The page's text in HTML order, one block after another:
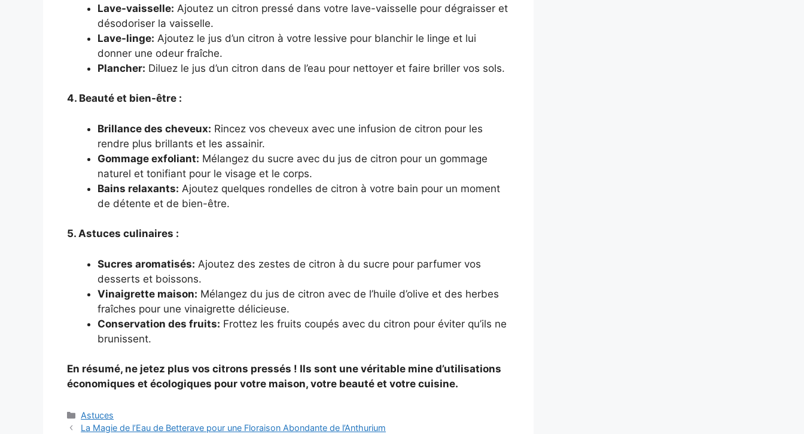
Lave-vaisselle: Ajoutez un citron pressé dans votre lave-vaisselle pour dégraisser et
désodoriser la vaisselle.
Lave-linge: Ajoutez le jus d’un citron à votre lessive pour blanchir le linge et lui
donner une odeur fraîche.
Plancher: Diluez le jus d’un citron dans de l’eau pour nettoyer et faire briller vos sols.
4. Beauté et bien-être :
Brillance des cheveux: Rincez vos cheveux avec une infusion de citron pour les
rendre plus brillants et les assainir.
Gommage exfoliant: Mélangez du sucre avec du jus de citron pour un gommage
naturel et tonifiant pour le visage et le corps.
Bains relaxants: Ajoutez quelques rondelles de citron à votre bain pour un moment
de détente et de bien-être.
5. Astuces culinaires :
Sucres aromatisés: Ajoutez des zestes de citron à du sucre pour parfumer vos
desserts et boissons.
Vinaigrette maison: Mélangez du jus de citron avec de l’huile d’olive et des herbes
fraîches pour une vinaigrette délicieuse.
Conservation des fruits: Frottez les fruits coupés avec du citron pour éviter qu’ils ne
brunissent.
En résumé, ne jetez plus vos citrons pressés ! Ils sont une véritable mine d’utilisations
économiques et écologiques pour votre maison, votre beauté et votre cuisine.
Categories
Astuces
La Magie de l’Eau de Betterave pour une Floraison Abondante de l’Anthurium